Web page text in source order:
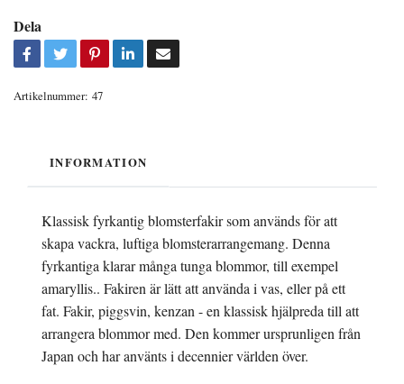
Dela
Artikelnummer: 47
INFORMATION
Klassisk fyrkantig blomsterfakir som används för att
skapa vackra, luftiga blomsterarrangemang. Denna
fyrkantiga klarar många tunga blommor, till exempel
amaryllis.. Fakiren är lätt att använda i vas, eller på ett
fat. Fakir, piggsvin, kenzan - en klassisk hjälpreda till att
arrangera blommor med. Den kommer ursprunligen från
Japan och har använts i decennier världen över.